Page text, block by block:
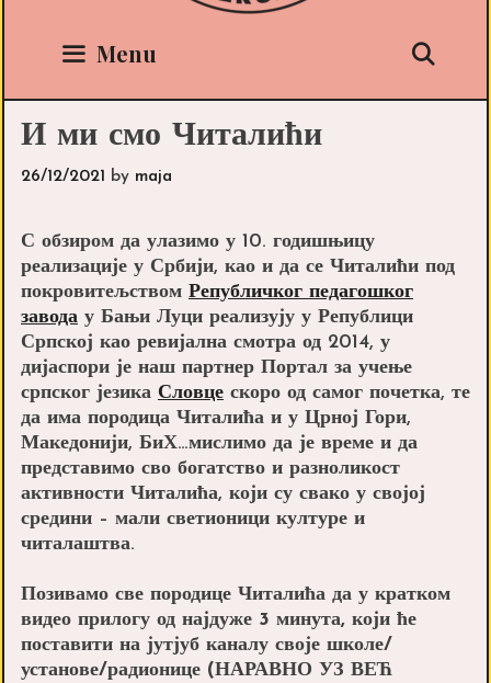
Menu
И ми смо Читалићи
26/12/2021 by maja
С обзиром да улазимо у 10. годишњицу
реализације у Србији, као и да се Читалићи под
покровитељством Републичког педагошког
завода у Бањи Луци реализују у Републици
Српској као ревијална смотра од 2014, у
дијаспори је наш партнер Портал за учење
српског језика Словце скоро од самог почетка, те
да има породица Читалића и у Црној Гори,
Македонији, БиХ…мислимо да је време и да
представимо сво богатство и разноликост
активности Читалића, који су свако у својој
средини – мали светионици културе и
читалаштва.
Позивамо све породице Читалића да у кратком
видео прилогу од најдуже 3 минута, који ће
поставити на јутјуб каналу своје школе/
установе/радионице (НАРАВНО УЗ ВЕЋ